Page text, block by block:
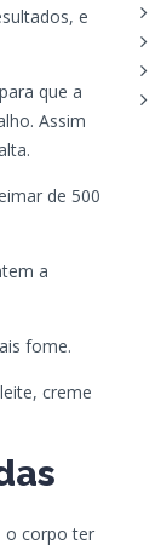
e
que a
Assim
de 500
a
fome.
creme
o corpo ter